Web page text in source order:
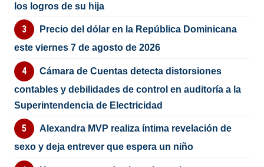
los logros de su hija
Precio del dólar en la República Dominicana
este viernes 7 de agosto de 2026
Cámara de Cuentas detecta distorsiones
contables y debilidades de control en auditoría a la
Superintendencia de Electricidad
Alexandra MVP realiza íntima revelación de
sexo y deja entrever que espera un niño